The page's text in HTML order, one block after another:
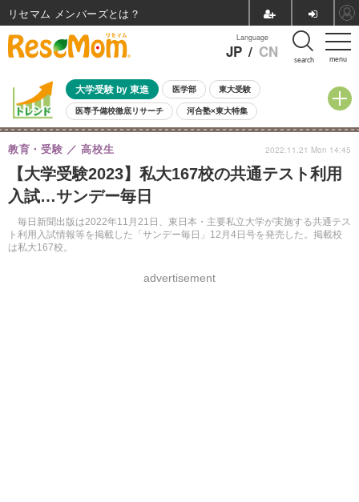
menu
Language
JP / CN search
大学受験 by 東進 医学部 東大受験
医専予備校徹底リサーチ 河合塾×東大特集
親子で考える大学選び 高校受験 中学受験 小学校受験
共通テスト 夏休み
8月開催イベント・WS 全国公立高校 過去問 人気記事
自由研究教材（小学生向け） 自由研究教材（中学生向け）
【大学受験2023】私大167校の共通テスト利用
入試…サンデー毎日
毎日新聞出版は2022年11月21日、東日本・主要私立大学が実施する共通テス
ト利用入試情報等を掲載した「サンデー毎日」12月4日号を発売した。掲載校
は私大167校。
教育・受験 高校生
advertisement
2022.11.21 Mon 14:45
リセマム メンバーズ